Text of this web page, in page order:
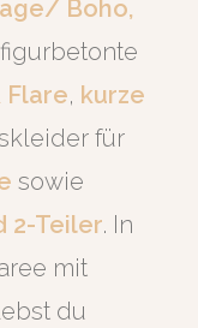
Boho,
Flare, kurze
für
sowie
2-Teiler. I n
mit
du